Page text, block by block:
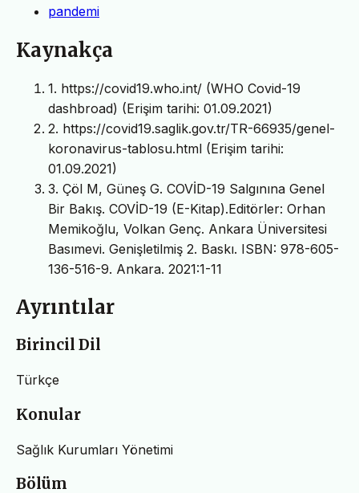
pandemi
Kaynakça
1. https://covid19.who.int/ (WHO Covid-19
dashbroad) (Erişim tarihi: 01.09.2021)
2. https://covid19.saglik.gov.tr/TR-66935/genel-
koronavirus-tablosu.html (Erişim tarihi:
01.09.2021)
3. Çöl M, Güneş G. COVİD-19 Salgınına Genel
Bir Bakış. COVİD-19 (E-Kitap).Editörler: Orhan
Memikoğlu, Volkan Genç. Ankara Üniversitesi
Basımevi. Genişletilmiş 2. Baskı. ISBN: 978-605-
136-516-9. Ankara. 2021:1-11
Ayrıntılar
Birincil Dil
Türkçe
Konular
Sağlık Kurumları Yönetimi
Bölüm